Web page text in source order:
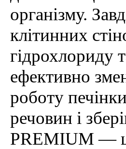
організму.
клітинних
гідрохлориду
ефективно
роботу
речовин і
PREMIUM —